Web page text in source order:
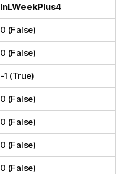
InLWeekPlus4
0 (False)
0 (False)
-1 (True)
0 (False)
0 (False)
0 (False)
0 (False)